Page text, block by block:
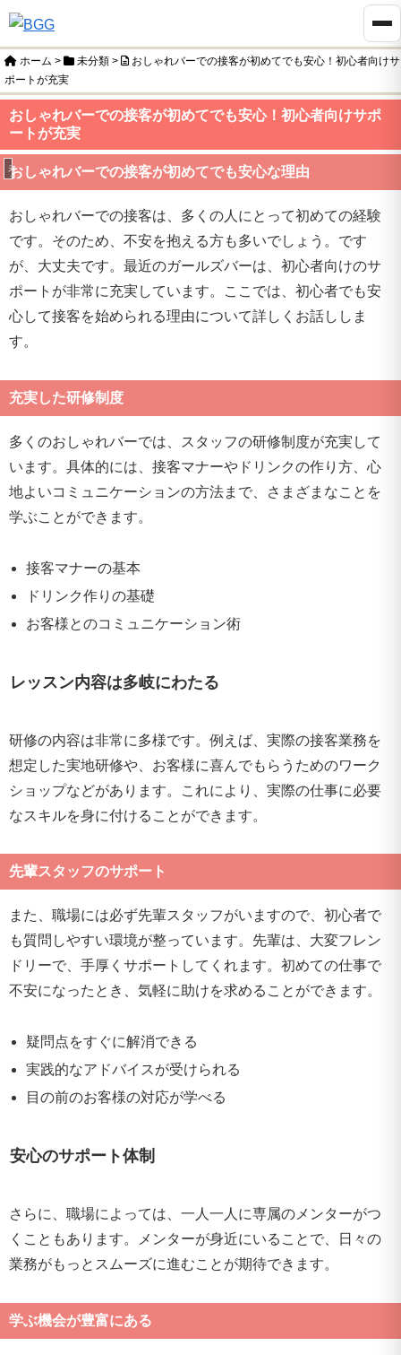
ホーム > 未分類 >
おしゃれバーでの接客が初めてでも安心！初心者向けサ
ポートが充実
おしゃれバーでの接客が初めてでも安心！初心者向けサポ
ートが充実
未分類
おしゃれバーでの接客が初めてでも安心な理由
おしゃれバーでの接客は、多くの人にとって初めての経験
です。そのため、不安を抱える方も多いでしょう。です
が、大丈夫です。最近のガールズバーは、初心者向けのサ
ポートが非常に充実しています。ここでは、初心者でも安
心して接客を始められる理由について詳しくお話ししま
す。
充実した研修制度
多くのおしゃれバーでは、スタッフの研修制度が充実して
います。具体的には、接客マナーやドリンクの作り方、心
地よいコミュニケーションの方法まで、さまざまなことを
学ぶことができます。
接客マナーの基本
ドリンク作りの基礎
お客様とのコミュニケーション術
レッスン内容は多岐にわたる
研修の内容は非常に多様です。例えば、実際の接客業務を
想定した実地研修や、お客様に喜んでもらうためのワーク
ショップなどがあります。これにより、実際の仕事に必要
なスキルを身に付けることができます。
先輩スタッフのサポート
また、職場には必ず先輩スタッフがいますので、初心者で
も質問しやすい環境が整っています。先輩は、大変フレン
ドリーで、手厚くサポートしてくれます。初めての仕事で
不安になったとき、気軽に助けを求めることができます。
疑問点をすぐに解消できる
実践的なアドバイスが受けられる
目の前のお客様の対応が学べる
安心のサポート体制
さらに、職場によっては、一人一人に専属のメンターがつ
くこともあります。メンターが身近にいることで、日々の
業務がもっとスムーズに進むことが期待できます。
学ぶ機会が豊富にある